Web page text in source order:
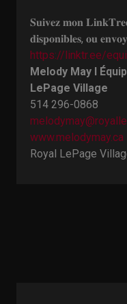
𝐒𝐮𝐢𝐯𝐞𝐳 𝐦𝐨𝐧
𝐝𝐢𝐬𝐩𝐨𝐧𝐢𝐛𝐥𝐞𝐬, 𝐨𝐮
https://linktr.ee/
Melody May I
LePage Village
514 296-0868
www.melodymay.ca
Royal LePage